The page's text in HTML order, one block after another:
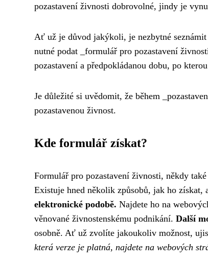
pozastavení živnosti dobrovolné, jindy je
Ať už je důvod jakýkoli, je nezbytné
nutné podat _formulář pro pozastavení
pozastavení a předpokládanou dobu, po
Je důležité si uvědomit, že během
pozastavenou živnost.
Kde formulář získat?
Formulář pro pozastavení živnosti, někdy
Existuje hned několik způsobů, jak ho získat,
elektronické podobě. Najdete ho na
věnované živnostenskému podnikání. Další
osobně. Ať už zvolíte jakoukoliv možnost,
která verze je platná, najdete na webových